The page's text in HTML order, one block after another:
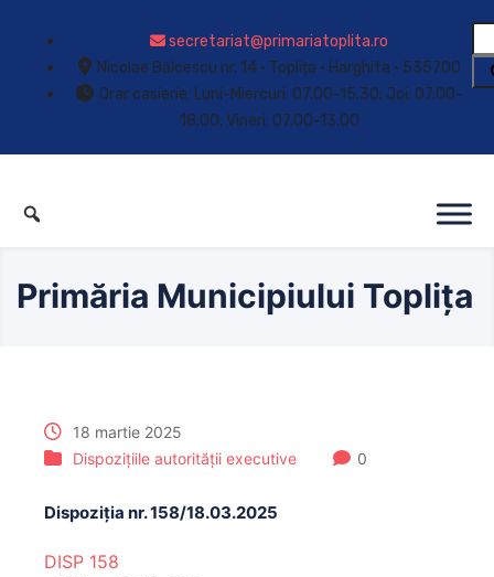
secretariat@primariatoplita.ro
Nicolae Bălcescu nr. 14 • Toplița • Harghita • 535700
Orar casierie: Luni-Miercuri: 07.00-15.30; Joi: 07.00-
18.00; Vineri: 07.00-13.00
Primăria Municipiului Toplița
18 martie 2025
Dispozițiile autorității executive
0
Dispoziția nr. 158/18.03.2025
DISP 158